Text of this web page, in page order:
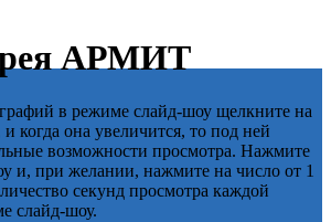
АРМИТ
в режиме слайд-шоу щелкните на
когда она увеличится, то под ней
возможности просмотра. Нажмите
и, при желании, нажмите на число от 1
секунд просмотра каждой
слайд-шоу.